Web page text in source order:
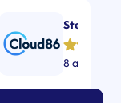
Stefan
8 augustus